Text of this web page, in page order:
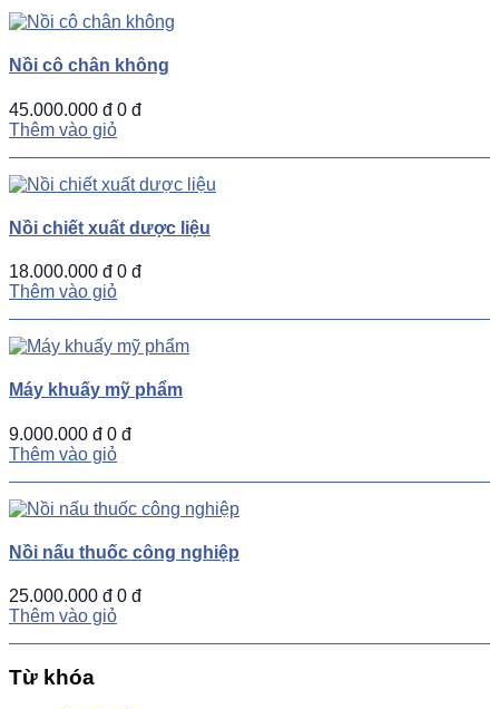
Nồi cô chân không
45.000.000 đ 0 đ
Thêm vào giỏ
Nồi chiết xuất dược liệu
18.000.000 đ 0 đ
Thêm vào giỏ
Máy khuấy mỹ phẩm
9.000.000 đ 0 đ
Thêm vào giỏ
Nồi nấu thuốc công nghiệp
25.000.000 đ 0 đ
Thêm vào giỏ
Từ khóa